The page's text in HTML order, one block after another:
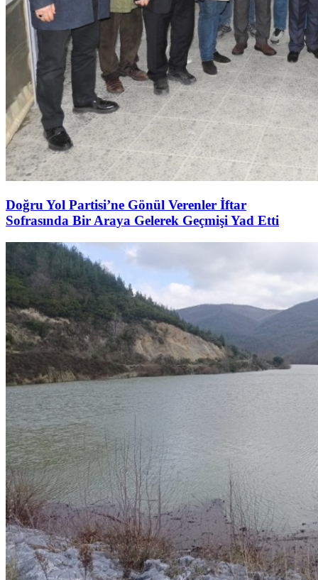
Doğru Yol Partisi’ne Gönül Verenler İftar
Sofrasında Bir Araya Gelerek Geçmişi Yad Etti